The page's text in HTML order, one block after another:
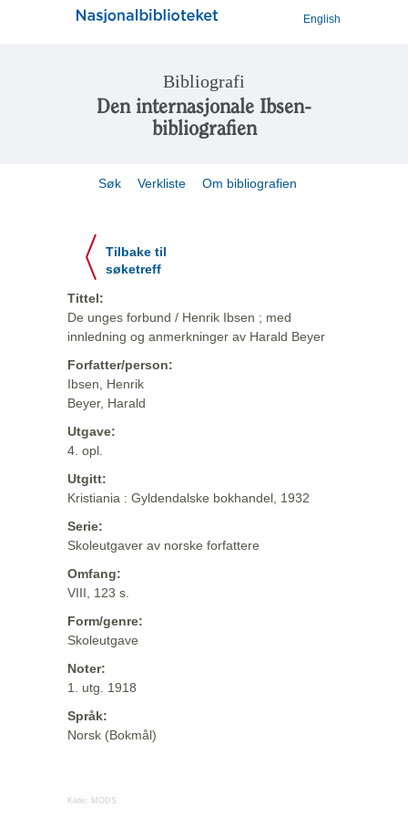
English
Bibliografi
Den internasjonale Ibsen-
bibliografien
Søk Verkliste Om bibliografien
Tilbake til
søketreff
Tittel:
De unges forbund / Henrik Ibsen ; med
innledning og anmerkninger av Harald Beyer
Forfatter/person:
Ibsen, Henrik
Beyer, Harald
Utgave:
4. opl.
Utgitt:
Kristiania : Gyldendalske bokhandel, 1932
Serie:
Skoleutgaver av norske forfattere
Omfang:
VIII, 123 s.
Form/genre:
Skoleutgave
Noter:
1. utg. 1918
Språk:
Norsk (Bokmål)
Kilde: MODS